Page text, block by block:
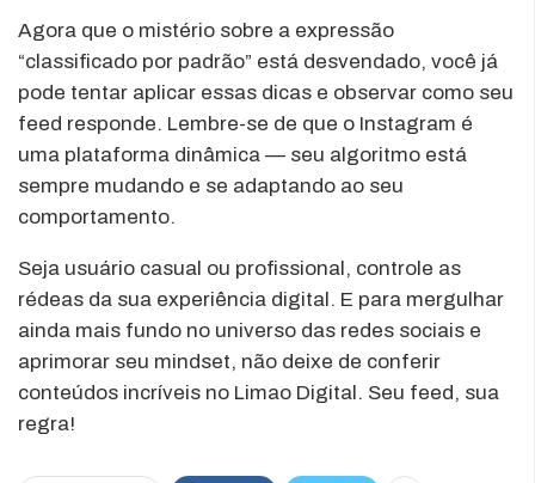
Agora que o mistério sobre a expressão
“classificado por padrão” está desvendado, você já
pode tentar aplicar essas dicas e observar como seu
feed responde. Lembre-se de que o Instagram é
uma plataforma dinâmica — seu algoritmo está
sempre mudando e se adaptando ao seu
comportamento.
Seja usuário casual ou profissional, controle as
rédeas da sua experiência digital. E para mergulhar
ainda mais fundo no universo das redes sociais e
aprimorar seu mindset, não deixe de conferir
conteúdos incríveis no Limao Digital. Seu feed, sua
regra!